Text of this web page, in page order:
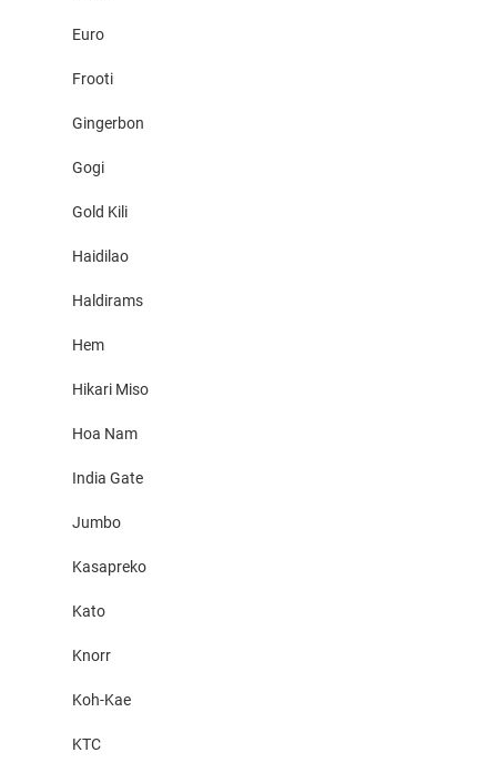
Euro
Frooti
Gingerbon
Gogi
Gold Kili
Haidilao
Haldirams
Hem
Hikari Miso
Hoa Nam
India Gate
Jumbo
Kasapreko
Kato
Knorr
Koh-Kae
KTC